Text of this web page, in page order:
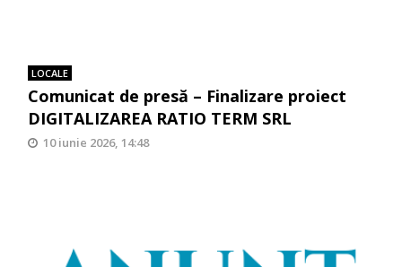
LOCALE
Comunicat de presă – Finalizare proiect
DIGITALIZAREA RATIO TERM SRL
10 iunie 2026, 14:48